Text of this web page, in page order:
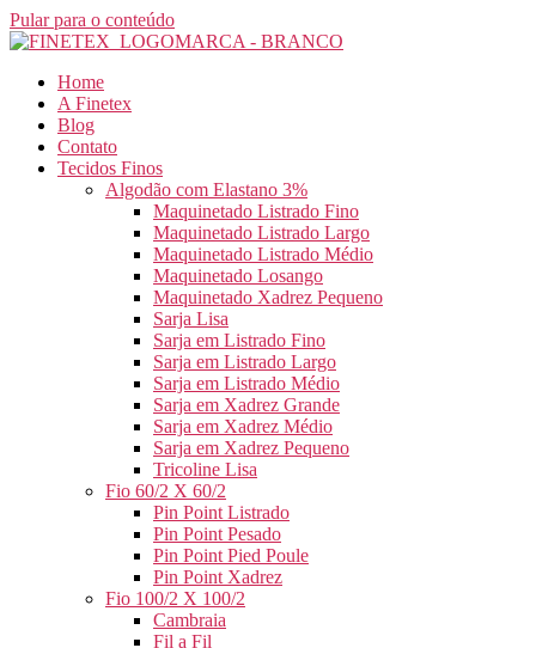
Pular para o conteúdo
Home
A Finetex
Blog
Contato
Tecidos Finos
Algodão com Elastano 3%
Maquinetado Listrado Fino
Maquinetado Listrado Largo
Maquinetado Listrado Médio
Maquinetado Losango
Maquinetado Xadrez Pequeno
Sarja Lisa
Sarja em Listrado Fino
Sarja em Listrado Largo
Sarja em Listrado Médio
Sarja em Xadrez Grande
Sarja em Xadrez Médio
Sarja em Xadrez Pequeno
Tricoline Lisa
Fio 60/2 X 60/2
Pin Point Listrado
Pin Point Pesado
Pin Point Pied Poule
Pin Point Xadrez
Fio 100/2 X 100/2
Cambraia
Fil a Fil